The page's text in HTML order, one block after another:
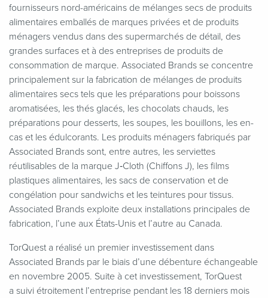
fournisseurs nord-américains de mélanges secs de produits
alimentaires emballés de marques privées et de produits
ménagers vendus dans des supermarchés de détail, des
grandes surfaces et à des entreprises de produits de
consommation de marque. Associated Brands se concentre
principalement sur la fabrication de mélanges de produits
alimentaires secs tels que les préparations pour boissons
aromatisées, les thés glacés, les chocolats chauds, les
préparations pour desserts, les soupes, les bouillons, les en-
cas et les édulcorants. Les produits ménagers fabriqués par
Associated Brands sont, entre autres, les serviettes
réutilisables de la marque J‑Cloth (Chiffons J), les films
plastiques alimentaires, les sacs de conservation et de
congélation pour sandwichs et les teintures pour tissus.
Associated Brands exploite deux installations principales de
fabrication, l’une aux États-Unis et l’autre au Canada.
TorQuest a réalisé un premier investissement dans
Associated Brands par le biais d’une débenture échangeable
en novembre 2005. Suite à cet investissement, TorQuest
a suivi étroitement l’entreprise pendant les 18 derniers mois